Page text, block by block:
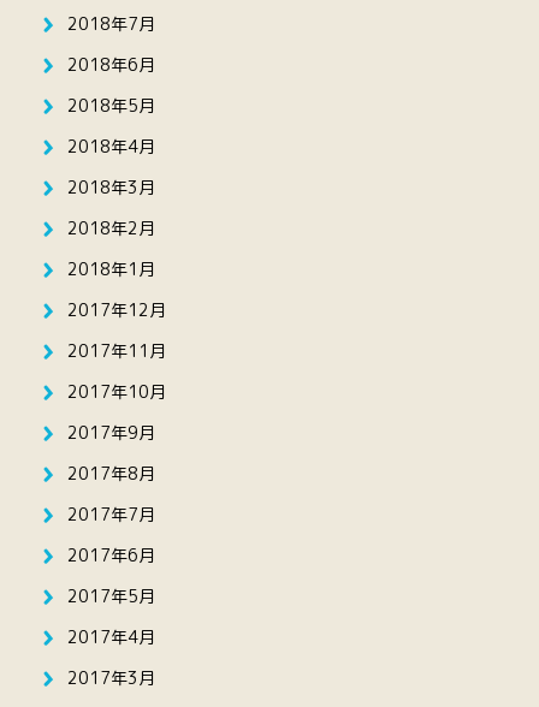
2018年7月
2018年6月
2018年5月
2018年4月
2018年3月
2018年2月
2018年1月
2017年12月
2017年11月
2017年10月
2017年9月
2017年8月
2017年7月
2017年6月
2017年5月
2017年4月
2017年3月